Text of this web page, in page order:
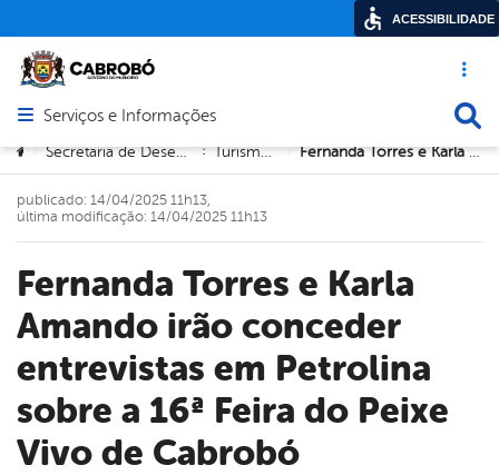
Acesso
Abrir menu principal de navegação
Serviços e Informações
Você está aqui:
> Secretaria de Desenvolvimento Econômico > Turismo e Cidades > Fernanda Torres e Karla Amando irão conceder entrevistas em Petrolina sobre a 16ª Feira do Peixe Vivo de Cabrobó
Fernanda Torres e Karla
Amando irão conceder
entrevistas em Petrolina
sobre a 16ª Feira do Peixe
Vivo de Cabrobó
publicado: 14/04/2025 11h13,
última modificação: 14/04/2025 11h13
ACESSIBILIDADE